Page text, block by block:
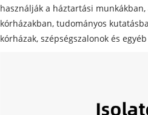
használják a háztartási
kórházakban, tudományos
kórházak, szépségszalonok és